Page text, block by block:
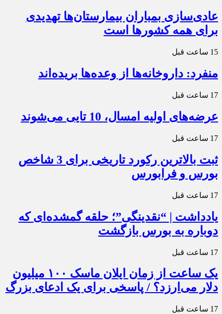
عادی‌سازی بمباران بیمارستان‌ها تهدیدی
برای همه کشورها است
15 ساعت قبل
منفرد: داروخانه‌ها از وعده‌ها بریده‌اند
17 ساعت قبل
عرضه‌های اولیه امسال، 10 تایی می‌شوند
17 ساعت قبل
ثبت بالاترین رکورد تاریخی برای 3 شاخص
بورس و فرابورس
17 ساعت قبل
یادداشت | “نقدینگی”؛ حلقه گمشده‌ای که
دوباره به بورس بازگشت
17 ساعت قبل
یک ساعت از زمان ایلان ماسک ۱۰۰ میلیون
دلار می‌ارزد؟ / پاسخی برای یک ادعای بزرگ
17 ساعت قبل